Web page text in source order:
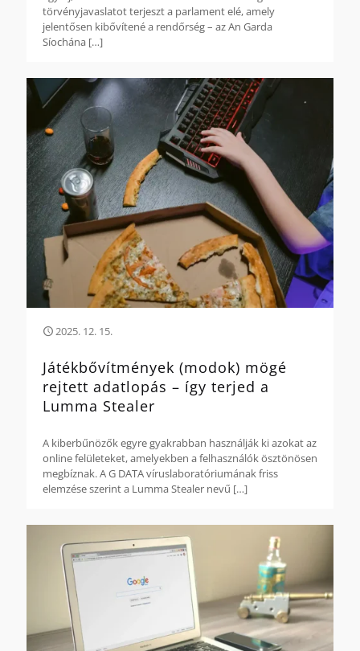
törvényjavaslatot terjeszt a parlament elé, amely
jelentősen kibővítené a rendőrség – az An Garda
Síochána […]
2025. 12. 15.
Játékbővítmények (modok) mögé
rejtett adatlopás – így terjed a
Lumma Stealer
A kiberbűnözők egyre gyakrabban használják ki azokat az
online felületeket, amelyekben a felhasználók ösztönösen
megbíznak. A G DATA víruslaboratóriumának friss
elemzése szerint a Lumma Stealer nevű […]